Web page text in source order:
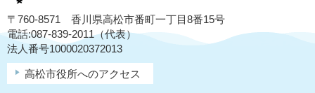
〒760-8571 香川県高松市番町一丁目8番15号
電話:087-839-2011（代表）
法人番号1000020372013
高松市役所へのアクセス